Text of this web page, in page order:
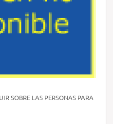
SOBRE LAS PERSONAS PARA